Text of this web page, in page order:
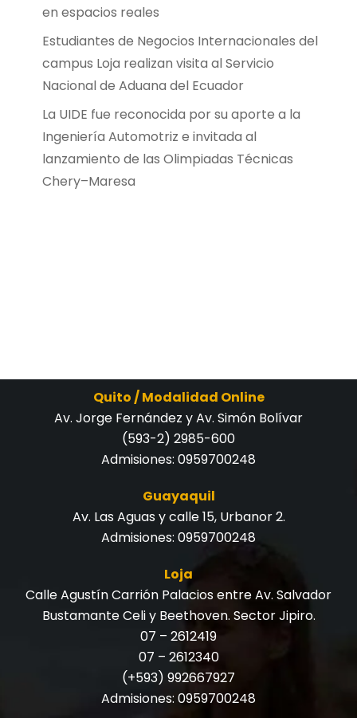
en espacios reales
Estudiantes de Negocios Internacionales del
campus Loja realizan visita al Servicio
Nacional de Aduana del Ecuador
La UIDE fue reconocida por su aporte a la
Ingeniería Automotriz e invitada al
lanzamiento de las Olimpiadas Técnicas
Chery–Maresa
Quito / Modalidad Online
Av. Jorge Fernández y Av. Simón Bolívar
(593-2) 2985-600
Admisiones: 0959700248
Guayaquil
Av. Las Aguas y calle 15, Urbanor 2.
Admisiones: 0959700248
Loja
Calle Agustín Carrión Palacios entre Av. Salvador
Bustamante Celi y Beethoven. Sector Jipiro.
07 – 2612419
07 – 2612340
(+593) 992667927
Admisiones: 0959700248